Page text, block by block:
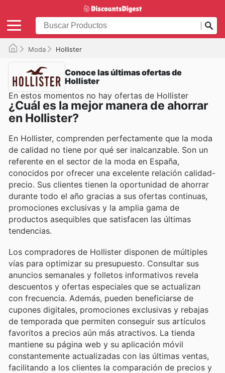
Moda Hollister
Conoce las últimas ofertas de
Hollister
En estos momentos no hay ofertas de Hollister
¿Cuál es la mejor manera de ahorrar
en Hollister?
En Hollister, comprenden perfectamente que la moda
de calidad no tiene por qué ser inalcanzable. Son un
referente en el sector de la moda en España,
conocidos por ofrecer una excelente relación calidad-
precio. Sus clientes tienen la oportunidad de ahorrar
durante todo el año gracias a sus ofertas continuas,
promociones exclusivas y la amplia gama de
productos asequibles que satisfacen las últimas
tendencias.
Los compradores de Hollister disponen de múltiples
vías para optimizar su presupuesto. Consultar sus
anuncios semanales y folletos informativos revela
descuentos y ofertas especiales que se actualizan
con frecuencia. Además, pueden beneficiarse de
cupones digitales, promociones exclusivas y rebajas
de temporada que permiten conseguir sus artículos
favoritos a precios aún más atractivos. La tienda
mantiene su página web y su aplicación móvil
constantemente actualizadas con las últimas ventas,
facilitando a los clientes la comparación de precios y